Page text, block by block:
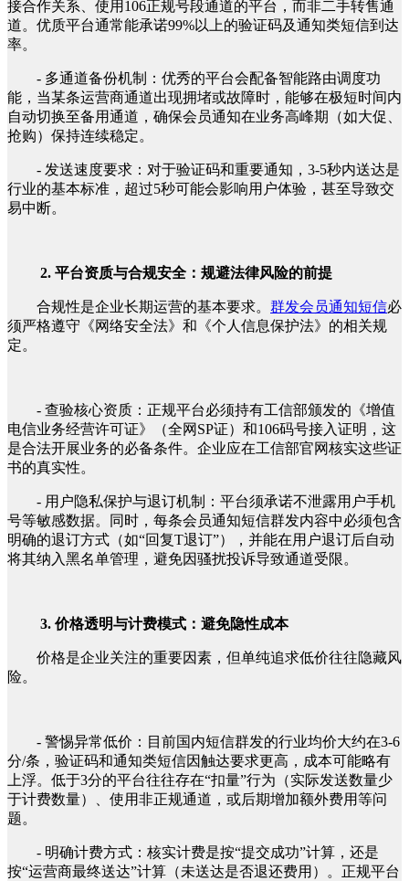
接合作关系、使用106正规号段通道的平台，而非二手转售通
道。优质平台通常能承诺99%以上的验证码及通知类短信到达
率。
- 多通道备份机制：优秀的平台会配备智能路由调度功
能，当某条运营商通道出现拥堵或故障时，能够在极短时间内
自动切换至备用通道，确保会员通知在业务高峰期（如大促、
抢购）保持连续稳定。
- 发送速度要求：对于验证码和重要通知，3-5秒内送达是
行业的基本标准，超过5秒可能会影响用户体验，甚至导致交
易中断。
2. 平台资质与合规安全：规避法律风险的前提
合规性是企业长期运营的基本要求。 群发会员通知短信必
须严格遵守《网络安全法》和《个人信息保护法》的相关规
定。
- 查验核心资质：正规平台必须持有工信部颁发的《增值
电信业务经营许可证》（全网SP证）和106码号接入证明，这
是合法开展业务的必备条件。企业应在工信部官网核实这些证
书的真实性。
- 用户隐私保护与退订机制：平台须承诺不泄露用户手机
号等敏感数据。同时，每条会员通知短信群发内容中必须包含
明确的退订方式（如“回复T退订”），并能在用户退订后自动
将其纳入黑名单管理，避免因骚扰投诉导致通道受限。
3. 价格透明与计费模式：避免隐性成本
价格是企业关注的重要因素，但单纯追求低价往往隐藏风
险。
- 警惕异常低价：目前国内短信群发的行业均价大约在3-6
分/条，验证码和通知类短信因触达要求更高，成本可能略有
上浮。低于3分的平台往往存在“扣量”行为（实际发送数量少
于计费数量）、使用非正规通道，或后期增加额外费用等问
题。
- 明确计费方式：核实计费是按“提交成功”计算，还是
按“运营商最终送达”计算（未送达是否退还费用）。正规平台